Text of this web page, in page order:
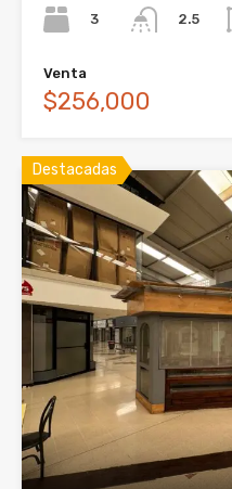
3
2.5
Venta
$256,000
Destacadas